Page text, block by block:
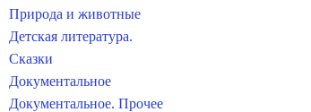
Природа и животные
Детская литература.
Сказки
Документальное
Документальное. Прочее